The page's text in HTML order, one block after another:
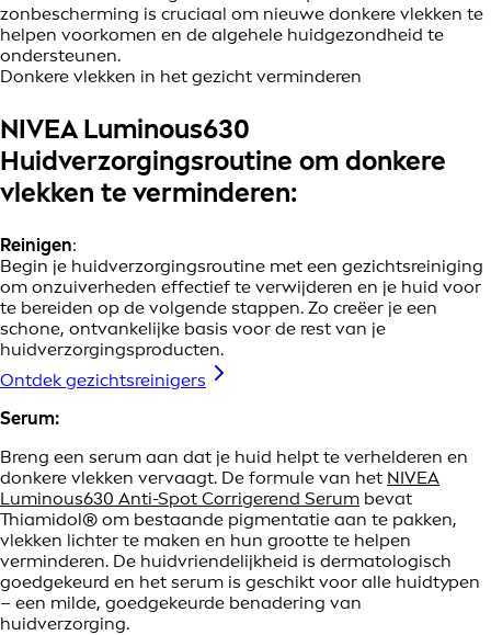
zonbescherming is cruciaal om nieuwe donkere vlekken te
helpen voorkomen en de algehele huidgezondheid te
ondersteunen.
Donkere vlekken in het gezicht verminderen
NIVEA Luminous630
Huidverzorgingsroutine om donkere
vlekken te verminderen:
Reinigen:
Begin je huidverzorgingsroutine met een gezichtsreiniging
om onzuiverheden effectief te verwijderen en je huid voor
te bereiden op de volgende stappen. Zo creëer je een
schone, ontvankelijke basis voor de rest van je
huidverzorgingsproducten.
Ontdek gezichtsreinigers
Serum:
Breng een serum aan dat je huid helpt te verhelderen en
donkere vlekken vervaagt. De formule van het NIVEA
Luminous630 Anti-Spot Corrigerend Serum bevat
Thiamidol® om bestaande pigmentatie aan te pakken,
vlekken lichter te maken en hun grootte te helpen
verminderen. De huidvriendelijkheid is dermatologisch
goedgekeurd en het serum is geschikt voor alle huidtypen
– een milde, goedgekeurde benadering van
huidverzorging.